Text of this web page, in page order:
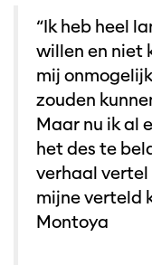
“Ik heb heel
willen en niet
mij
zouden
Maar nu ik al
het des te
verhaal vertel
mijne verteld
Montoya